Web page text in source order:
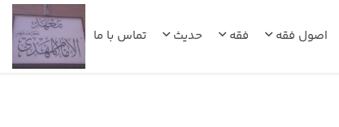
اصول فقه فقه حدیث تماس با ما